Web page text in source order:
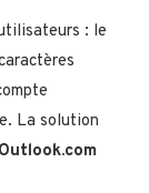
: le
La solution